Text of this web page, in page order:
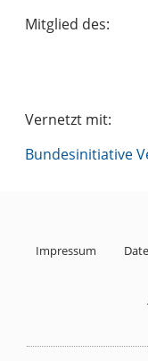
Mitglied des:
Vernetzt mit:
Bundesinitiative
Impressum